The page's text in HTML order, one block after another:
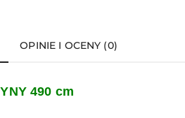
OPINIE I OCENY (0)
490 cm